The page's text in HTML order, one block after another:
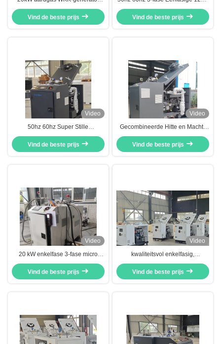
50Hz Hoge efficiëntie 90,5%
Vind de beste prijs
230V 380V Stil gas CHP
Generator Synchro 8kw 10kva
10kw Gemakkelijk onderhoud
Vind de beste prijs
Video
50hz 60hz Super Stille
Gecombineerde Hitte en Macht
Gas WKK Generator 6kw 8kw
10kva 10kw
Vind de beste prijs
Video
Gecombineerde Hitte en Machts
van het Micro- van de
Generatorreeks 20KW 25KVA
CHP van LPG Aardgasbiogas
Vind de beste prijs
Video
20 kW enkelfase 3-fase micro
gecombineerde warmte- en
elektriciteitsgeneratoren 50Hz
60Hz
Vind de beste prijs
Video
kwaliteitsvol enkelfasig,
betrouwbaar, efficiënt, geluidsvrij,
micro-gas CHP-generatiesysteem
8kw 10kva 10kw
Vind de beste prijs